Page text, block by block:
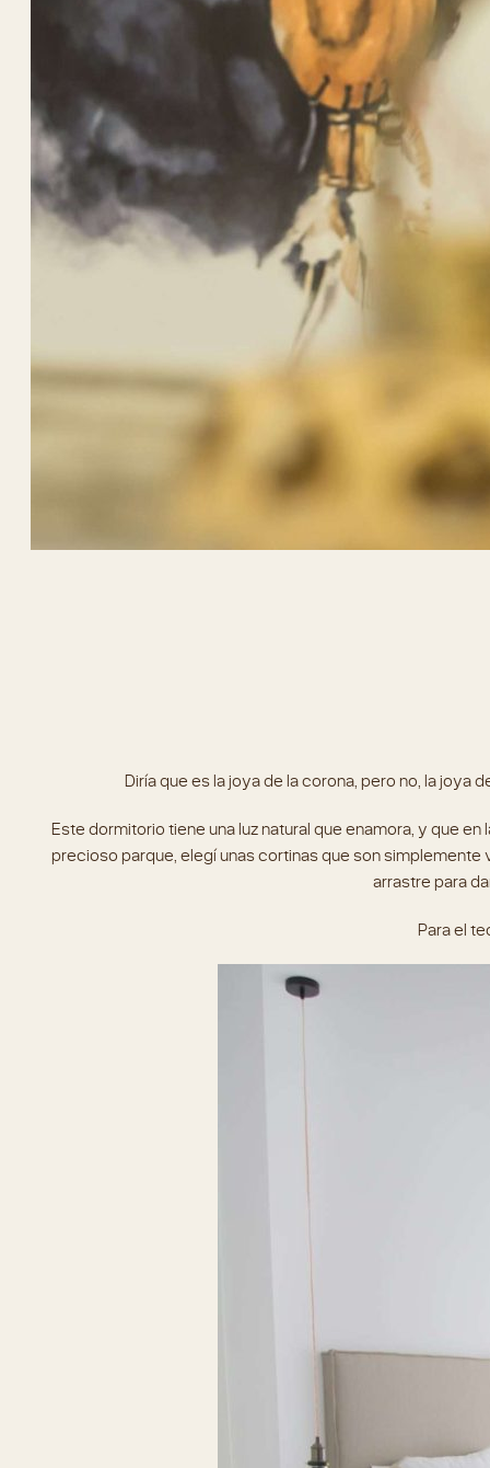
Diría que es la joya de la corona, pero no, la joya
Este dormitorio tiene una luz natural que enamora, y que
precioso parque, elegí unas cortinas que son
arrastre para
Para el